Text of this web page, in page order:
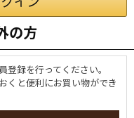
の方
登録を行ってください。
くと便利にお買い物ができ